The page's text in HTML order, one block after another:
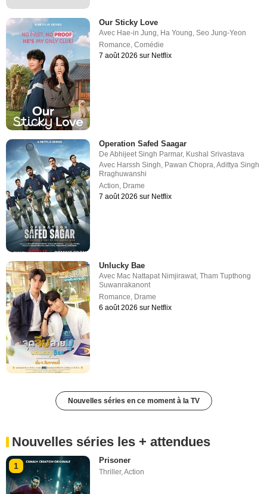
Our Sticky Love
Avec Hae-in Jung, Ha Young,Seo Jung-Yeon
Romance,Comédie
7 août 2026 sur Netflix
Operation Safed Saagar
DeAbhijeet Singh Parmar, Kushal Srivastava
Avec Harssh Singh, Pawan Chopra,Adittya Singh
Rraghuwanshi
Action, Drame
7 août 2026 sur Netflix
Unlucky Bae
Avec Mac Nattapat Nimjirawat ,Tham Tupthong
Suwanrakanont
Romance Drame
6 août 2026 sur Netflix
Nouvelles séries en ce moment à la TV
Nouvelles séries les + attendues
1
Prisoner
Thriller,Action